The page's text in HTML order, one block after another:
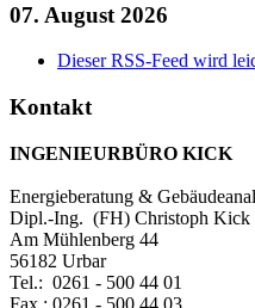
07. August 2026
Dieser RSS-Feed wird
Kontakt
INGENIEURBÜRO KICK
Energieberatung &
Dipl.-Ing. (FH) Christoph Kick
Am Mühlenberg 44
56182 Urbar
Tel.: 0261 - 500 44 01
Fax.: 0261 - 500 44 03